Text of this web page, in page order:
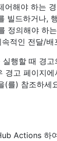
해야 하는
빌드하거나,
정의해야 하
적인 전달/
행할 때 경
경고 페이지
(를) 참조하세
Actions 하